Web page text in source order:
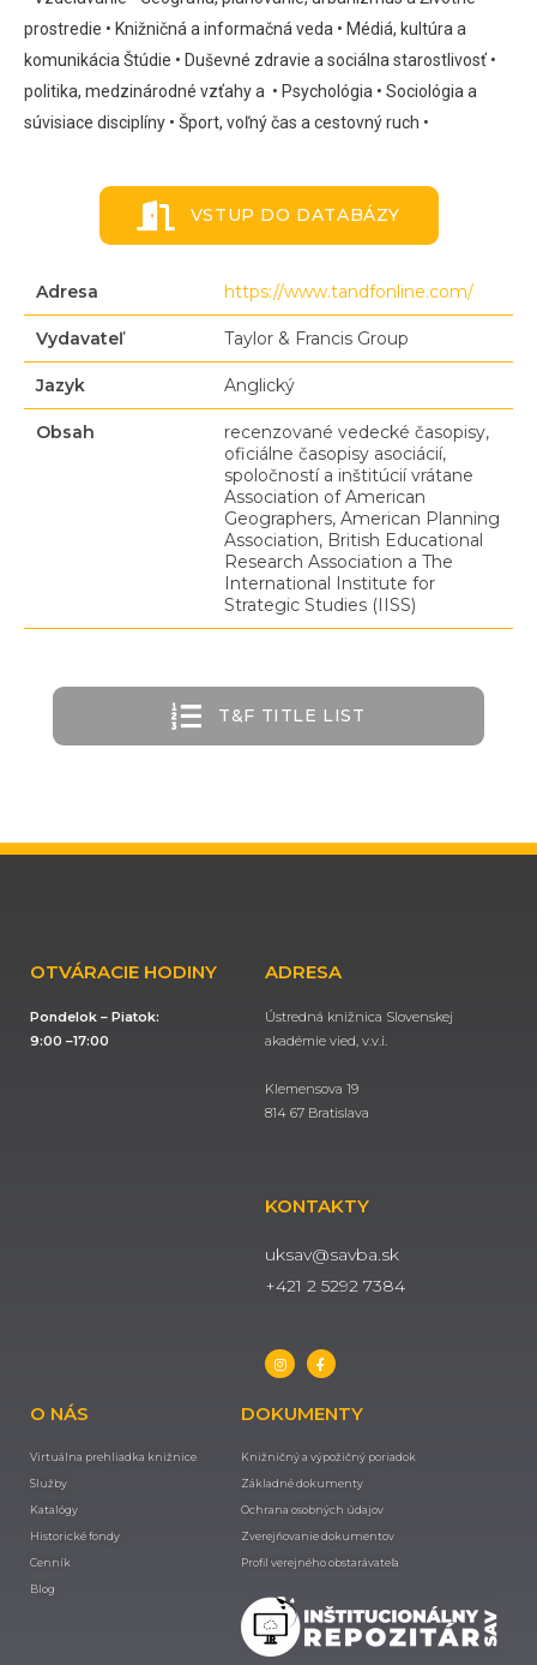
prostredie • Knižničná a informačná veda • Médiá, kultúra a
komunikácia Štúdie • Duševné zdravie a sociálna starostlivosť •
politika, medzinárodné vzťahy a • Psychológia • Sociológia a
súvisiace disciplíny • Šport, voľný čas a cestovný ruch •
VSTUP DO DATABÁZY
Adresa https://www.tandfonline.com/
Vydavateľ Taylor & Francis Group
Jazyk Anglický
Obsah recenzované vedecké časopisy,
oficiálne časopisy asociácií,
spoločností a inštitúcií vrátane
Association of American
Geographers, American Planning
Association, British Educational
Research Association a The
International Institute for
Strategic Studies (IISS)
T&F TITLE LIST
OTVÁRACIE HODINY
Pondelok – Piatok:
9:00 –17:00
ADRESA
Ústredná knižnica Slovenskej
akadémie vied, v.v.i.
Klemensova 19
814 67 Bratislava
KONTAKTY
uksav@savba.sk
+421 2 5292 7384
O NÁS
Virtuálna prehliadka knižnice
Služby
Katalógy
Historické fondy
Cenník
Blog
DOKUMENTY
Knižničný a výpožičný poriadok
Základné dokumenty
Ochrana osobných údajov
Zverejňovanie dokumentov
Profil verejného obstarávateľa